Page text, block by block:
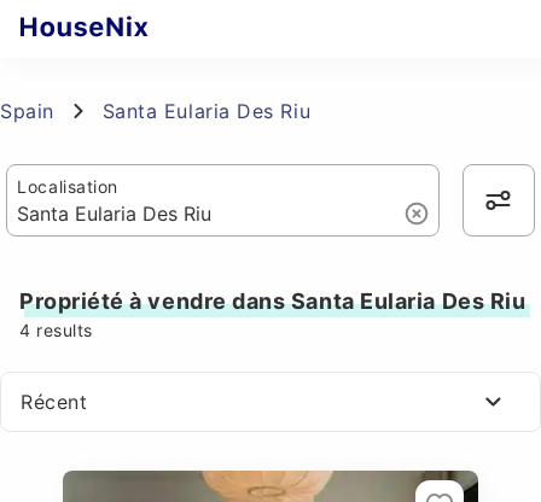
Spain Santa Eularia Des Riu
Localisation
Propriété à vendre dans Santa Eularia Des Riu
4 results
Récent